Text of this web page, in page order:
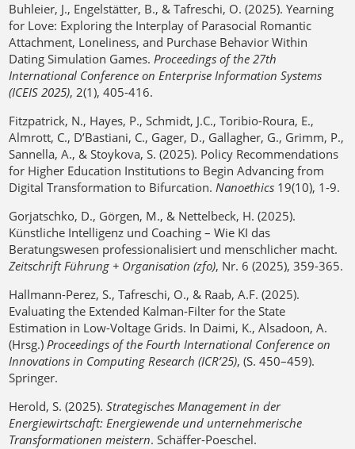
Buhleier, J., Engelstätter, B., & Tafreschi, O. (2025). Yearning
for Love: Exploring the Interplay of Parasocial Romantic
Attachment, Loneliness, and Purchase Behavior Within
Dating Simulation Games.Proceedings of the 27th
International Conference on Enterprise Information Systems
(ICEIS 2025), 2(1), 405-416.
Fitzpatrick, N., Hayes, P., Schmidt, J.C., Toribio-Roura, E.,
Almrott, C., D’Bastiani, C., Gager, D., Gallagher, G., Grimm, P.,
Sannella, A., & Stoykova, S. (2025). Policy Recommendations
for Higher Education Institutions to Begin Advancing from
Digital Transformation to Bifurcation.Nanoethics 19(10), 1-9.
Gorjatschko, D., Görgen, M., & Nettelbeck, H. (2025).
Künstliche Intelligenz und Coaching – Wie KI das
Beratungswesen professionalisiert und menschlicher macht.
Zeitschrift Führung + Organisation (zfo), Nr. 6 (2025), 359-365.
Hallmann-Perez, S., Tafreschi, O., & Raab, A.F. (2025).
Evaluating the Extended Kalman-Filter for the State
Estimation in Low-Voltage Grids. In Daimi, K., Alsadoon, A.
(Hrsg.)Proceedings of the Fourth International Conference on
Innovations in Computing Research (ICR’25), (S. 450–459).
Springer.
Herold, S. (2025).Strategisches Management in der
Energiewirtschaft: Energiewende und unternehmerische
Transformationen meistern. Schäffer-Poeschel.